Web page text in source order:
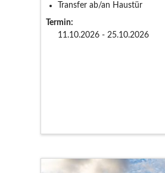
Transfer ab/an Haustür
Termin:
11.10.2026 - 25.10.2026